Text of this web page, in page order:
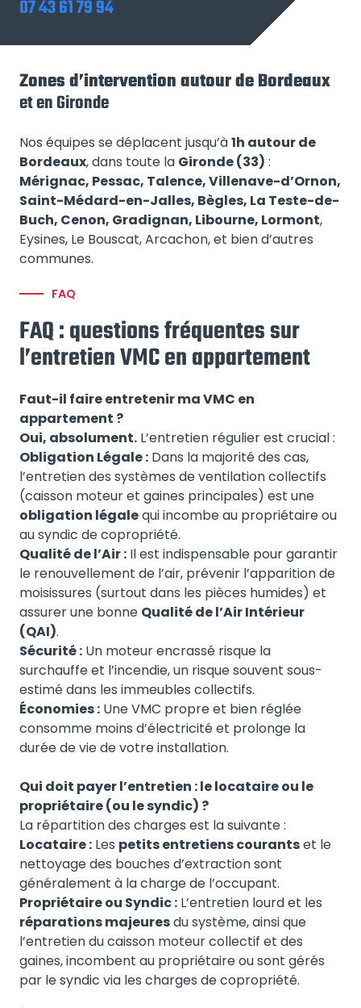
07 43 61 79 94
Zones d’intervention autour de Bordeaux
et en Gironde
Nos équipes se déplacent jusqu’à1h autour de
Bordeaux, dans toute la Gironde (33) :
Mérignac, Pessac, Talence, Villenave-d’Ornon,
Saint-Médard-en-Jalles, Bègles, La Teste-de-
Buch, Cenon, Gradignan, Libourne, Lormont,
Eysines, Le Bouscat, Arcachon, et bien d’autres
communes.
FAQ
FAQ : questions fréquentes sur
l’entretien VMC en appartement
Faut-il faire entretenir ma VMC en
appartement ?
Oui, absolument. L’entretien régulier est crucial :
Obligation Légale : Dans la majorité des cas,
l’entretien des systèmes de ventilation collectifs
(caisson moteur et gaines principales) est une
obligation légalequi incombe au propriétaire ou
au syndic de copropriété.
Qualité de l’Air : Il est indispensable pour garantir
le renouvellement de l’air, prévenir l’apparition de
moisissures (surtout dans les pièces humides) et
assurer une bonne Qualité de l’Air Intérieur
(QAI).
Sécurité : Un moteur encrassé risque la
surchauffe et l’incendie, un risque souvent sous-
estimé dans les immeubles collectifs.
Économies : Une VMC propre et bien réglée
consomme moins d’électricité et prolonge la
durée de vie de votre installation.
Qui doit payer l’entretien : le locataire ou le
propriétaire (ou le syndic) ?
La répartition des charges est la suivante :
Locataire : Les petits entretiens courantset le
nettoyage des bouches d’extraction sont
généralement à la charge de l’occupant.
Propriétaire ou Syndic : L’entretien lourd et les
réparations majeuresdu système, ainsi que
l’entretien du caisson moteur collectif et des
gaines, incombent au propriétaire ou sont gérés
par le syndic via les charges de copropriété.